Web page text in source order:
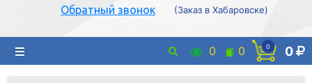
Обратный звонок (Заказ в Хабаровске)
0 0 0 0